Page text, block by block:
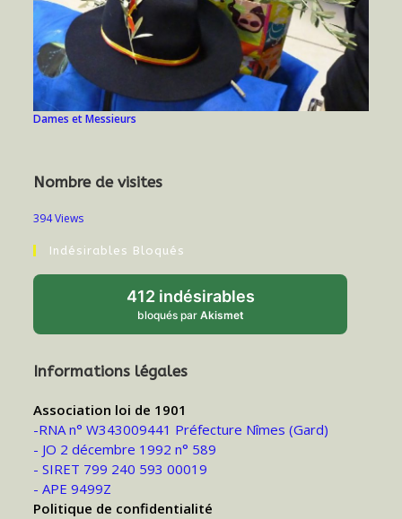
Dames et Messieurs
Nombre de visites
394 Views
Indésirables Bloqués
412 indésirables
bloqués par Akismet
Informations légales
Association loi de 1901
-RNA n° W343009441 Préfecture Nîmes (Gard)
- JO 2 décembre 1992 n° 589
- SIRET 799 240 593 00019
- APE 9499Z
Politique de confidentialité